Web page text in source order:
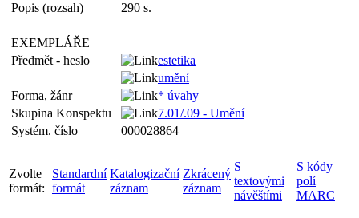
Popis (rozsah)
290 s.
EXEMPLÁŘE
Předmět - heslo
estetika
umění
Forma, žánr
* úvahy
Skupina Konspektu
7.01/.09 - Umění
Systém. číslo
000028864
Zvolte
formát:
Standardní
formát
Katalogizační
záznam
Zkrácený
záznam
S
textovými
návěštími
S kódy
polí
MARC